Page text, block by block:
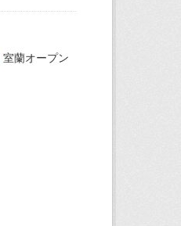
室蘭オープン